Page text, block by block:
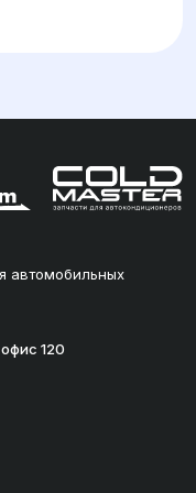
автомобильных
120